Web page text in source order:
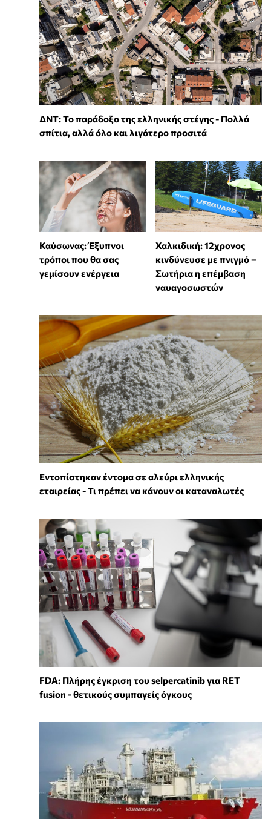
ΔΝΤ: Το παράδοξο της ελληνικής στέγης - Πολλά
σπίτια, αλλά όλο και λιγότερο προσιτά
Καύσωνας: Έξυπνοι
τρόποι που θα σας
γεμίσουν ενέργεια
Χαλκιδική: 12χρονος
κινδύνευσε με πνιγμό –
Σωτήρια η επέμβαση
ναυαγοσωστών
Εντοπίστηκαν έντομα σε αλεύρι ελληνικής
εταιρείας - Τι πρέπει να κάνουν οι καταναλωτές
FDA: Πλήρης έγκριση του selpercatinib για RET
fusion - θετικούς συμπαγείς όγκους